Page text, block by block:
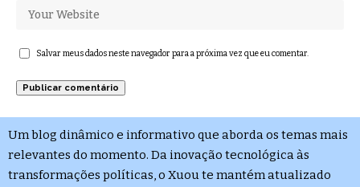
Salvar meus dados neste navegador para a próxima vez que eu comentar.
Um blog dinâmico e informativo que aborda os temas mais
relevantes do momento. Da inovação tecnológica às
transformações políticas, o Xuou te mantém atualizado